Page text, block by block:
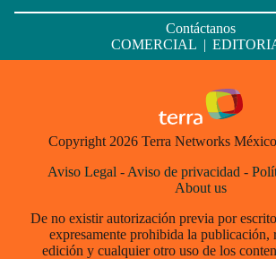
Contáctanos
COMERCIAL |
Copyright 2026 Terra Networks
Aviso Legal - Aviso de privacidad -
About us
De no existir autorización previa por
expresamente prohibida la publicación,
edición y cualquier otro uso de los